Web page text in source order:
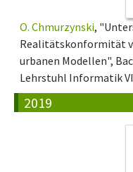
O. Chmurzynski,
Realitätskonformität
urbanen Modellen",
Lehrstuhl Informatik
2019